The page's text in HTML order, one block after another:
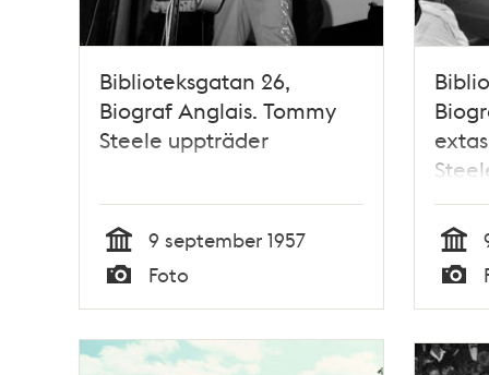
Biblioteksgatan 26,
Biograf Anglais. Tommy
Steele uppträder
Tid
9 september 1957
Typ
Foto Tid
Typ